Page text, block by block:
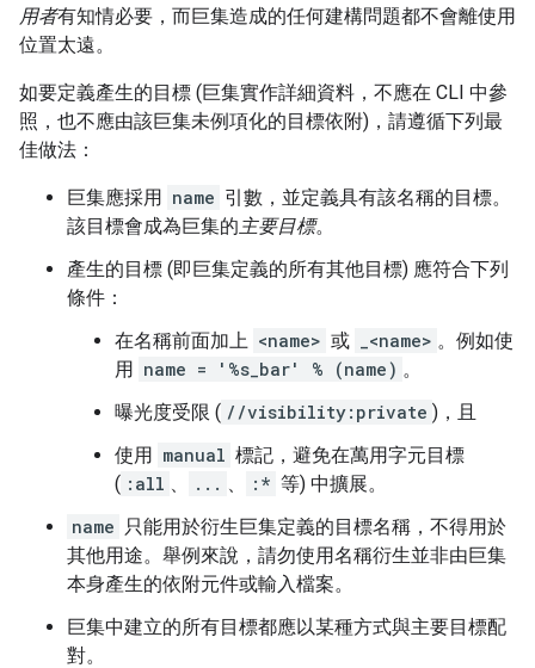
用者有知情必要，而巨集造成的任何建構問題都不會離使用
位置太遠。
如要定義產生的目標 (巨集實作詳細資料，不應在 CLI 中參
照，也不應由該巨集未例項化的目標依附)，請遵循下列最
佳做法：
巨集應採用 name 引數，並定義具有該名稱的目標。
該目標會成為巨集的 主要目標。
產生的目標 (即巨集定義的所有其他目標) 應符合下列
條件：
在名稱前面加上 <name> 或 _<name> 。例如使
用 name = '%s_bar' % (name) 。
曝光度受限 ( //visibility:private )，且
使用 manual 標記，避免在萬用字元目標
( :all 、 ... 、 :* 等) 中擴展。
name 只能用於衍生巨集定義的目標名稱，不得用於
其他用途。舉例來說，請勿使用名稱衍生並非由巨集
本身產生的依附元件或輸入檔案。
巨集中建立的所有目標都應以某種方式與主要目標配
對。